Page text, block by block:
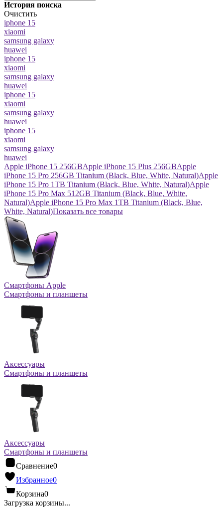
История поиска
Очистить
iphone 15
xiaomi
samsung galaxy
huawei
iphone 15
xiaomi
samsung galaxy
huawei
iphone 15
xiaomi
samsung galaxy
huawei
iphone 15
xiaomi
samsung galaxy
huawei
Apple iPhone 15 256GBApple iPhone 15 Plus 256GBApple
iPhone 15 Pro 256GB Titanium (Black, Blue, White, Natural)Apple
iPhone 15 Pro 1TB Titanium (Black, Blue, White, Natural)Apple
iPhone 15 Pro Max 512GB Titanium (Black, Blue, White,
Natural)Apple iPhone 15 Pro Max 1TB Titanium (Black, Blue,
White, Natural)Показать все товары
Смартфоны Apple
Смартфоны и планшеты
Аксессуары
Смартфоны и планшеты
Аксессуары
Смартфоны и планшеты
Сравнение0
Избранное0
Корзина0
Загрузка корзины...